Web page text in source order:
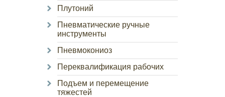
Плутоний
Пневматические ручные
инструменты
Пневмокониоз
Переквалификация рабочих
Подъем и перемещение
тяжестей